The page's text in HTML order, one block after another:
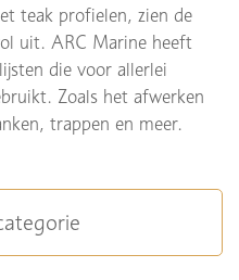
teak profielen, zien de
uit. ARC Marine heeft
die voor allerlei
Zoals het afwerken
trappen en meer.